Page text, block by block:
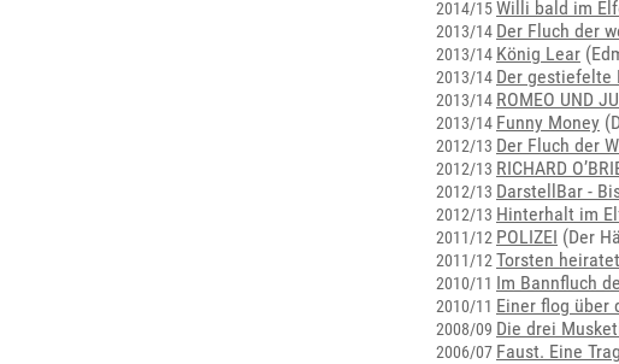
2014/15Willi bald im
2013/14 Der Fluch der
2013/14 König Lear
2013/14 Der gestiefelte
2013/14 ROMEO UND
2013/14 Funny Money (
2012/13 Der Fluch der
2012/13 RICHARD
2012/13 DarstellBar -
2012/13 Hinterhalt im
2011/12 POLIZEI (Der
2011/12 Torsten heiratet
2010/11 Im Bannfluch
2010/11 Einer flog über
2008/09 Die drei
2006/07 Faust. Eine